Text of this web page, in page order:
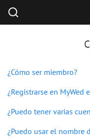
¿Cómo ser miembro?
¿Registrarse en MyWed
¿Puedo tener varias
¿Puedo usar el nombre